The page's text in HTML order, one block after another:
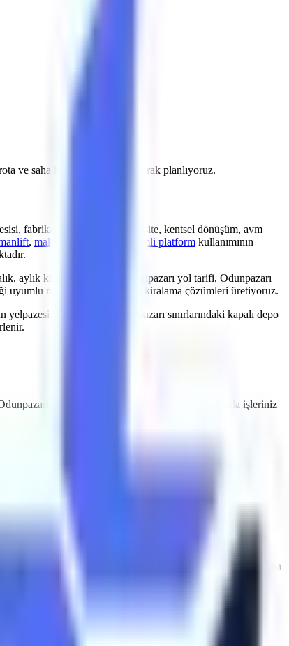
ve saha koşullarını doğrulayarak planlıyoruz.
fabrika, restorasyon, üniversite, kentsel dönüşüm, avm
, makaslı platform eklemli platform kullanımının
aylık kiralama fiyatları, Odunpazarı yol tarifi, Odunpazarı
uyumlu makine parkurumuzla kiralama çözümleri üretiyoruz.
yelpazesi sunmaktayız. Odunpazarı sınırlarındaki kapalı depo
bölgesine özel hızlı teslimat imkanlarımızla işleriniz
süreçlerinde Artı Platform, her kiralama
muayene edilmektedir ve CE / EN280 sertifikasyonuna
valfleri ile donatılmıştır.